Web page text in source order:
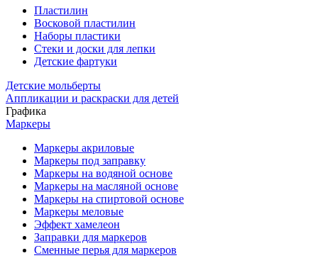
Пластилин
Восковой пластилин
Наборы пластики
Стеки и доски для лепки
Детские фартуки
Детские мольберты
Аппликации и раскраски для детей
Графика
Маркеры
Маркеры акриловые
Маркеры под заправку
Маркеры на водяной основе
Маркеры на масляной основе
Маркеры на спиртовой основе
Маркеры меловые
Эффект хамелеон
Заправки для маркеров
Сменные перья для маркеров